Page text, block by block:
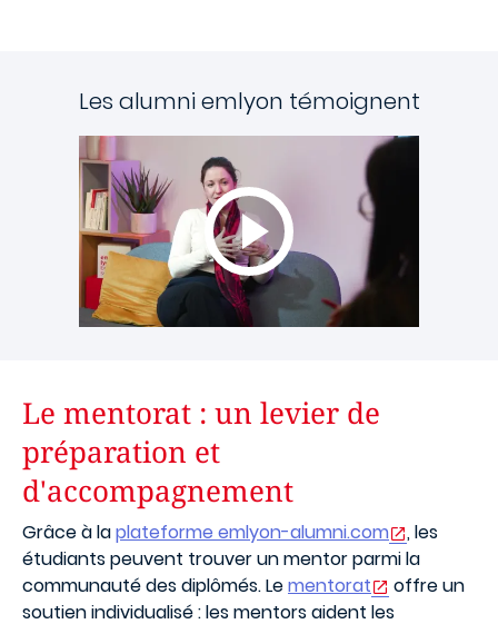
Les alumni emlyon témoignent
Le mentorat : un levier de
préparation et
d'accompagnement
Grâce à laplateforme emlyon-alumni.com
, les
étudiants peuvent trouver un mentor parmi la
communauté des diplômés. Lementorat
offre un
soutien individualisé : les mentors aident les